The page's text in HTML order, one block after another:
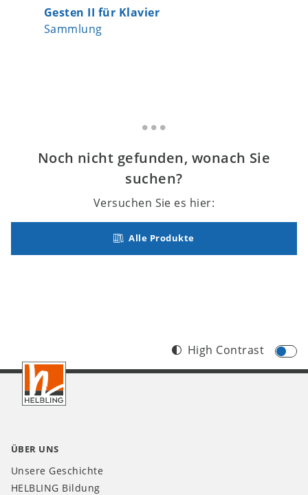
Gesten II für Klavier
Sammlung
Noch nicht gefunden, wonach Sie
suchen?
Versuchen Sie es hier:
Alle Produkte
Footer
CH
High Contrast
ÜBER UNS
Unsere Geschichte
HELBLING Bildung